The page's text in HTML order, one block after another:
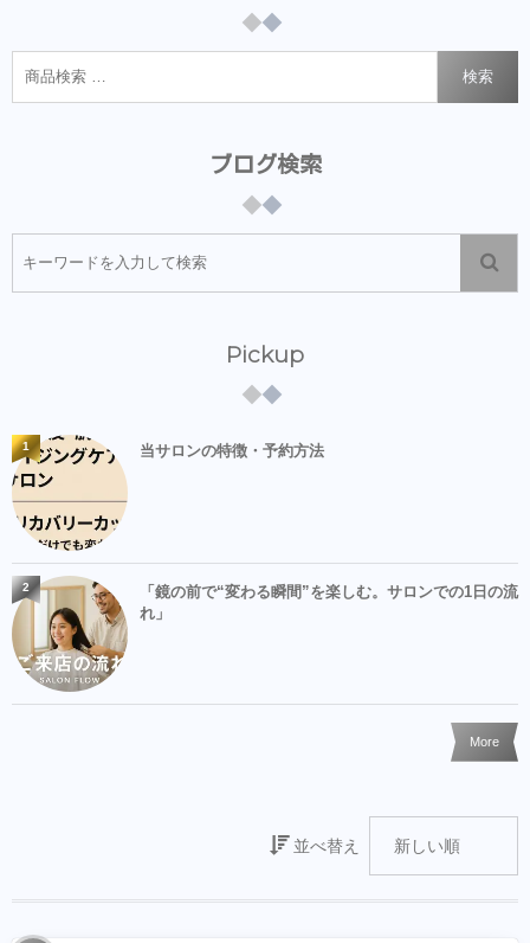
検索
ブログ検索
Pickup
当サロンの特徴・予約方法
1
「鏡の前で“変わる瞬間”を楽しむ。サロンでの1日の流
れ」
2
More
並べ替え